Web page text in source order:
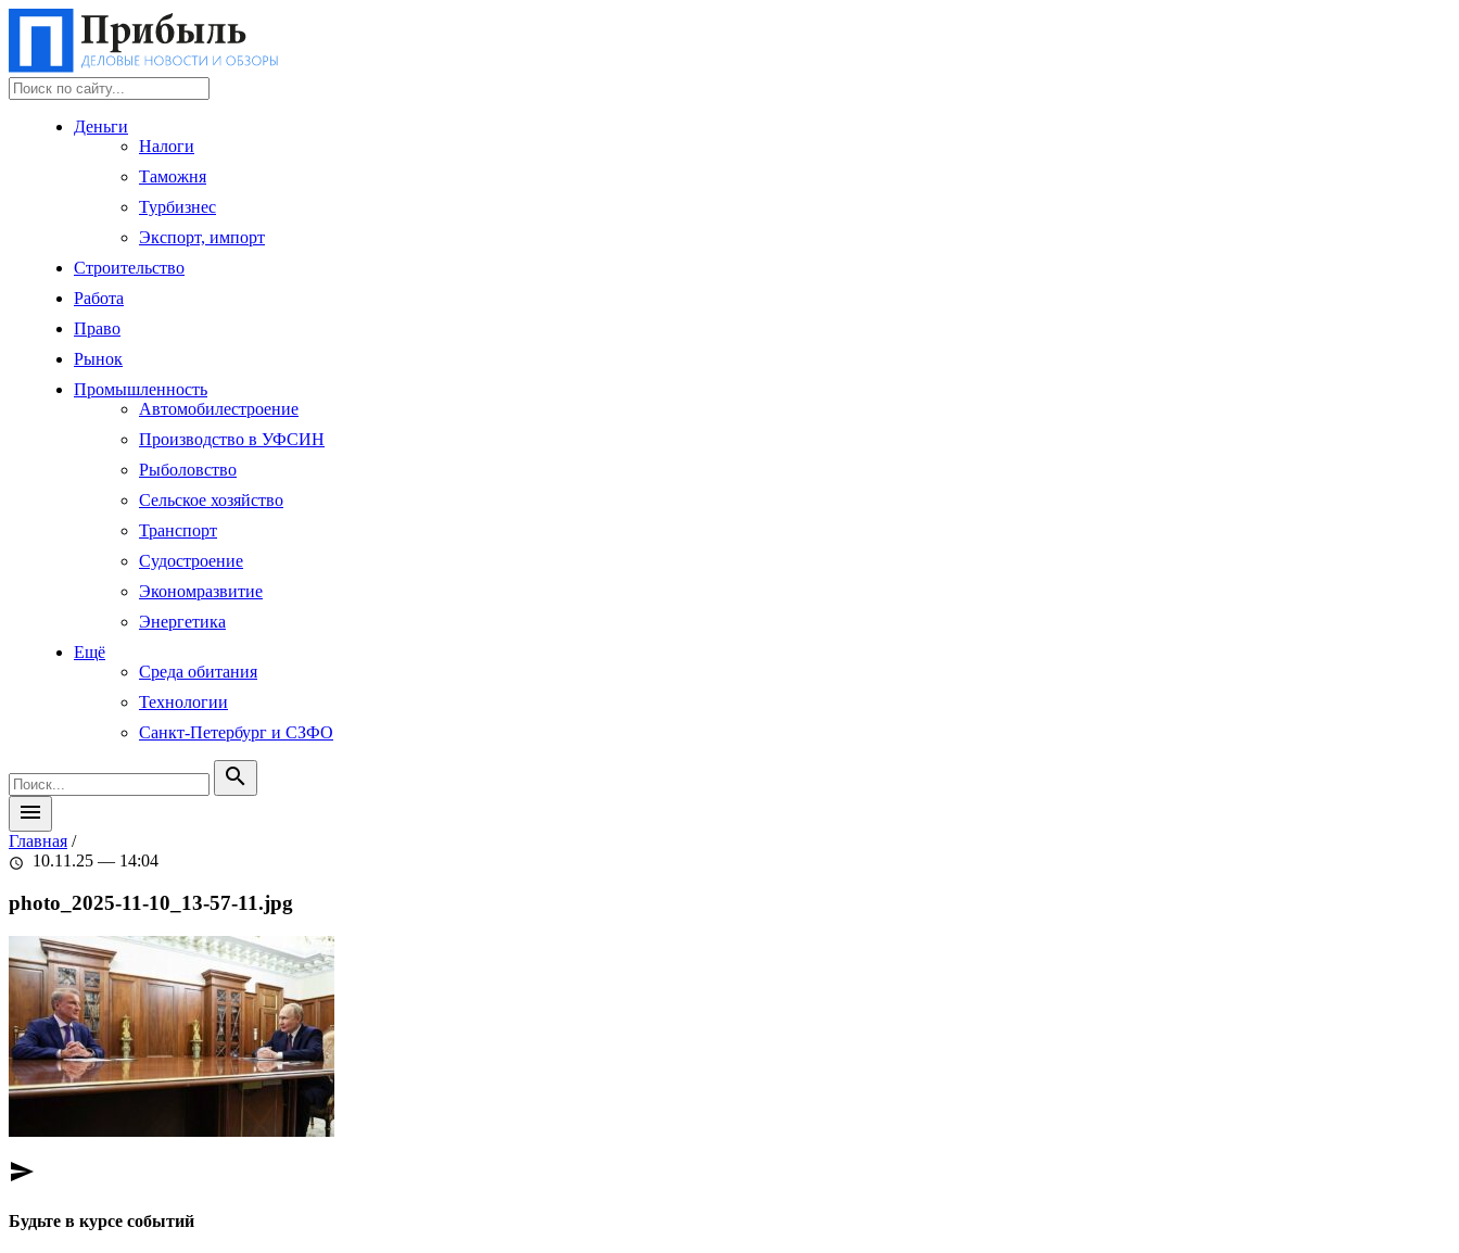
Деньги
Налоги
Таможня
Турбизнес
Экспорт, импорт
Строительство
Работа
Право
Рынок
Промышленность
Автомобилестроение
Производство в УФСИН
Рыболовство
Сельское хозяйство
Транспорт
Судостроение
Экономразвитие
Энергетика
Ещё
Среда обитания
Технологии
Санкт-Петербург и СЗФО
search
menu
Главная /
schedule 10.11.25 — 14:04
photo_2025-11-10_13-57-11.jpg
send
Будьте в курсе событий